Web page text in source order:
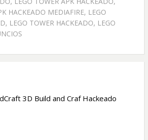
HACKEADO MEDIAFIRE, LEGO
, LEGO TOWER HACKEADO, LEGO
3D Build and Craf Hackeado